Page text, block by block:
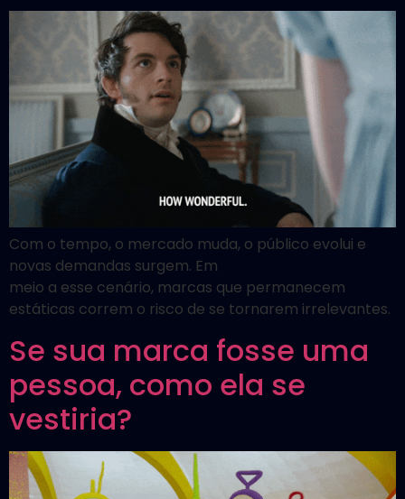
Com o tempo, o mercado muda, o público evolui e
novas demandas surgem. Em
meio a esse cenário, marcas que permanecem
estáticas correm o risco de se tornarem irrelevantes.
Se sua marca fosse uma
pessoa, como ela se
vestiria?